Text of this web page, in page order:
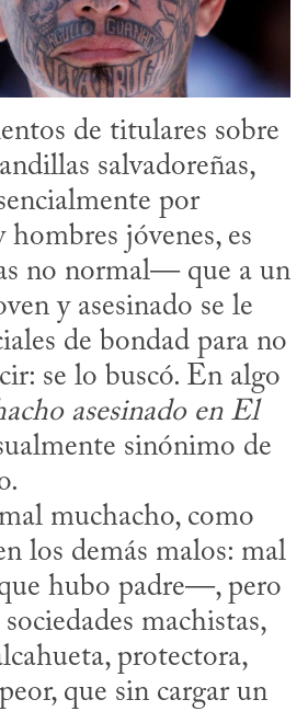
de titulares sobre
salvadoreñas,
por
hombres jóvenes, es
no normal— que a un
y asesinado se le
de bondad para no
se lo buscó. En algo
asesinado en El
sinónimo de
los demás malos: mal
hubo padre—, pero
machistas,
protectora,
que sin cargar un